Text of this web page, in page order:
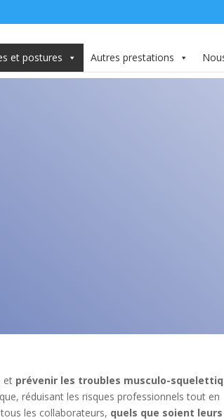
et postures Autres prestations
et prévenir les troubles musculo-
réduisant les risques professionnels tout en
les collaborateurs, quels que soient leurs